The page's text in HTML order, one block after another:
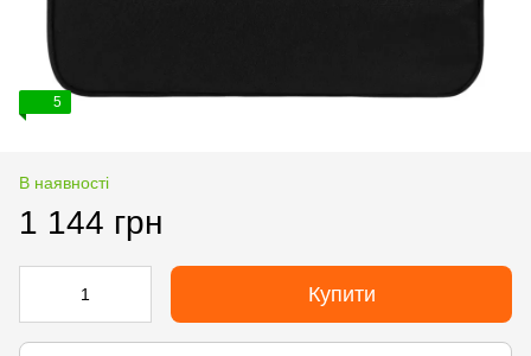
5
В наявності
1 144 грн
Купити